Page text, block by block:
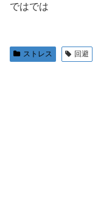
ではでは
ストレス 回避